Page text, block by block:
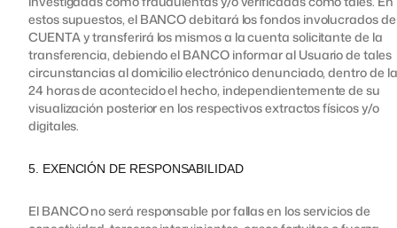
estos supuestos, el BANCO debitará los fondos involucrados
CUENTA y transferirá los mismos a la cuenta solicitante de la
transferencia, debiendo el BANCO informar al Usuario de tales
circunstancias al domicilio electrónico denunciado, dentro de
24 horas de acontecido el hecho, independientemente de su
visualización posterior en los respectivos extractos físicos y/o
digitales.
5. EXENCIÓN DE RESPONSABILIDAD
El BANCO no será responsable por fallas en los servicios de